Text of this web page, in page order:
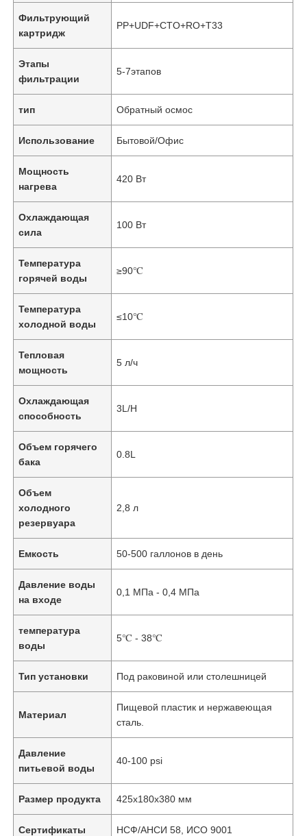
Продукция
Ролики
О Компании
Наша фабрика
Фильтрующий
картридж
PP+UDF+CTO+RO+T33
Этапы
фильтрации
5-7этапов
тип Обратный осмос
Использование Бытовой/Офис
Мощность
нагрева
420 Вт
Охлаждающая
сила
100 Вт
Температура
горячей воды
≥90℃
Температура
холодной воды
≤10℃
Тепловая
мощность
5 л/ч
Охлаждающая
способность
3L/H
Объем горячего
бака
0.8L
Объем
холодного
резервуара
2,8 л
Емкость 50-500 галлонов в день
Давление воды
на входе
0,1 МПа - 0,4 МПа
температура
воды
5℃ - 38℃
Тип установки Под раковиной или столешницей
Материал
Пищевой пластик и нержавеющая
сталь.
Давление
питьевой воды
40-100 psi
Размер продукта 425x180x380 мм
Сертификаты НСФ/АНСИ 58, ИСО 9001